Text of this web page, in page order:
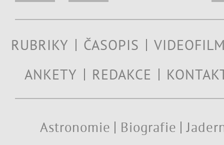
RUBRIKY ČASOPIS
ANKETY
REDAKCE
Astronomie Biografie